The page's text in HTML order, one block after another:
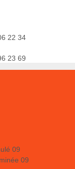
22 34
23 69
09
09